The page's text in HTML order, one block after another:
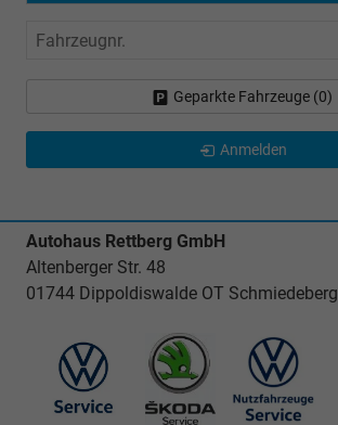
Fahrzeugnr.
Geparkte Fahrzeuge (0)
Anmelden
Autohaus Rettberg GmbH
Altenberger Str. 48
01744 Dippoldiswalde OT Schmiedeberg